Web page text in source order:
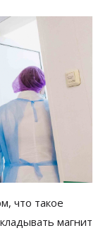
что такое
магнит